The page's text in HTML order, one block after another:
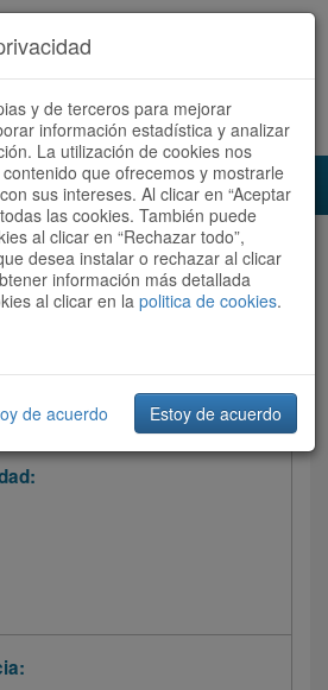
ahora Español | Català
Ordenar por: Más recientes /
y de terceros para mejorar
información estadística y analizar
La utilización de cookies nos
que ofrecemos y mostrarle
sus intereses. Al clicar en “Aceptar
las cookies. También puede
al clicar en “Rechazar todo”,
desea instalar o rechazar al clicar
información más detallada
al clicar en la politica de cookies.
de acuerdo Estoy de acuerdo